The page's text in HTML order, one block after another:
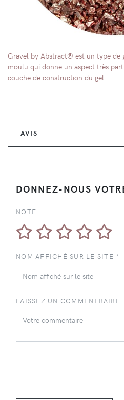
Gravel by Abstract® est un type de
moulu qui donne un aspect très
couche de construction du gel.
AVIS
DONNEZ-NOUS
NOTE
NOM AFFICHÉ SUR LE SITE *
LAISSEZ UN COMMENTRAIRE